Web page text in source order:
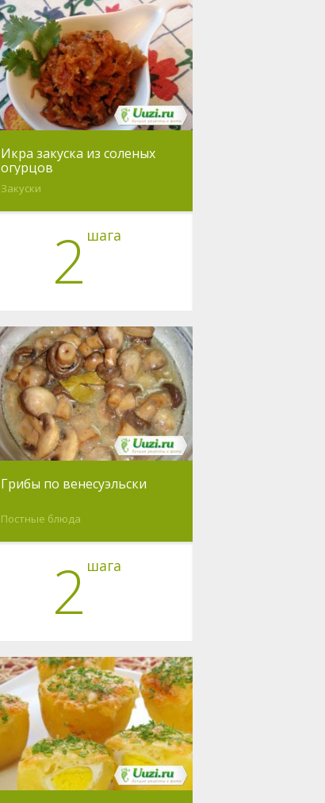
Икра закуска из соленых
огурцов
Закуски
2 шага
Грибы по венесуэльски
Постные блюда
2 шага